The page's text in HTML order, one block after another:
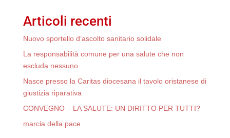
Articoli recenti
Nuovo sportello d’ascolto sanitario solidale
La responsabilità comune per una salute che non
escluda nessuno
Nasce presso la Caritas diocesana il tavolo oristanese di
giustizia riparativa
CONVEGNO – LA SALUTE: UN DIRITTO PER TUTTI?
marcia della pace